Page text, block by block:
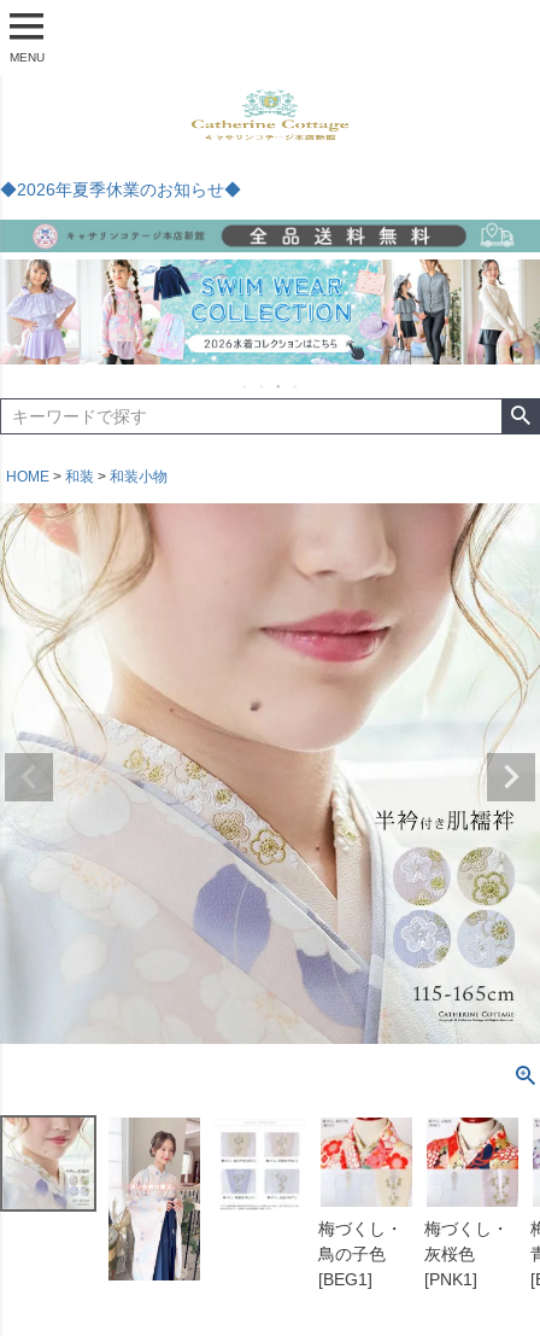
MENU
◆2026年夏季休業のお知らせ◆
HOME 和装 和装小物
梅づくし・
鳥の子色
[BEG1]
梅づくし・
灰桜色
[PNK1]